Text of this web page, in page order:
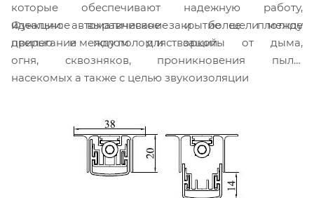
которые обеспечивают надежную работу,
идеальное выравнивание и более плотное
прилегание между полом и створкой.
Функции: автоматическое закрытие щели между
дверью и полом для защиты от дыма,
огня, сквозняков, проникновения пыли,
насекомых а также с целью звукоизоляции